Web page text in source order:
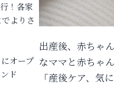
出産後、赤ちゃ
なママと赤ちゃ
「産後ケア、
！各家
よりさ
オープ
ド